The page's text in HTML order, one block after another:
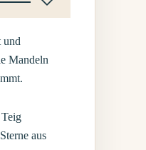
und
Mandeln
aus